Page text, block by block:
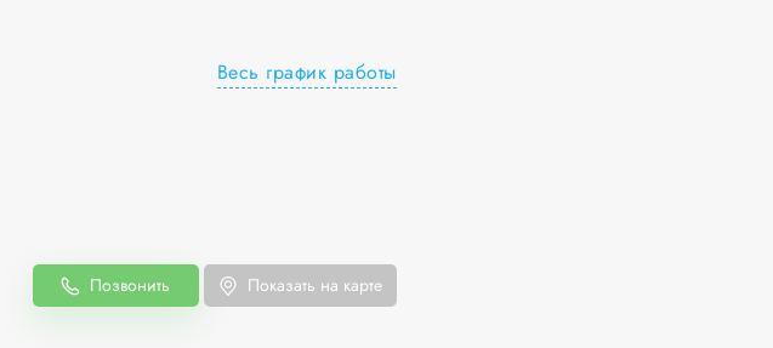
Весь график работы
Позвонить Показать на карте